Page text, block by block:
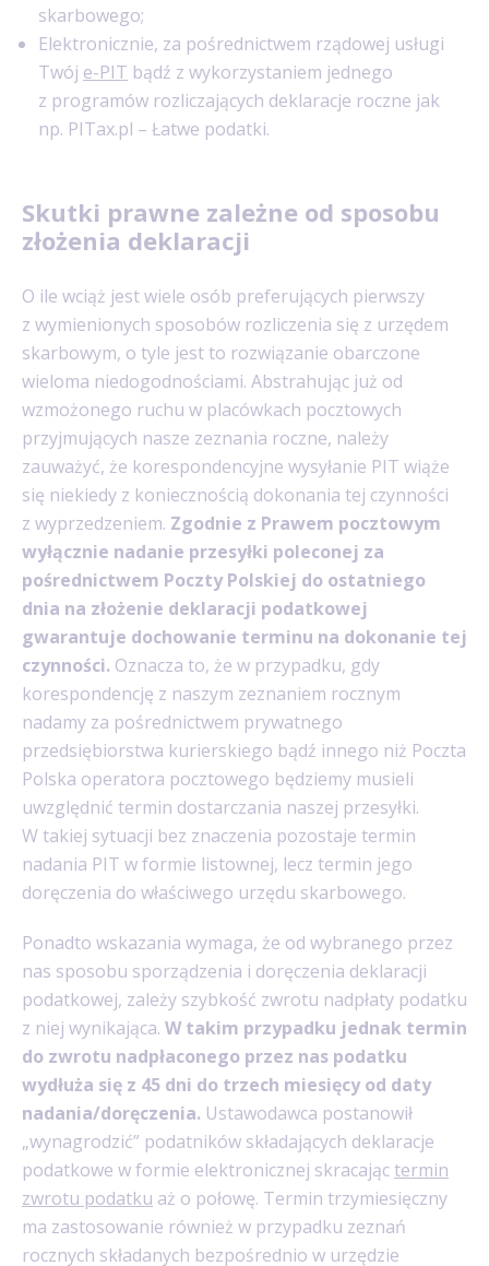
skarbowego;
Elektronicznie, za pośrednictwem rządowej usługi
Twój e-PIT bądź z wykorzystaniem jednego
z programów rozliczających deklaracje roczne jak
np. PITax.pl – Łatwe podatki.
Skutki prawne zależne od sposobu
złożenia deklaracji
O ile wciąż jest wiele osób preferujących pierwszy
z wymienionych sposobów rozliczenia się z urzędem
skarbowym, o tyle jest to rozwiązanie obarczone
wieloma niedogodnościami. Abstrahując już od
wzmożonego ruchu w placówkach pocztowych
przyjmujących nasze zeznania roczne, należy
zauważyć, że korespondencyjne wysyłanie PIT wiąże
się niekiedy z koniecznością dokonania tej czynności
z wyprzedzeniem. Zgodnie z Prawem pocztowym
wyłącznie nadanie przesyłki poleconej za
pośrednictwem Poczty Polskiej do ostatniego
dnia na złożenie deklaracji podatkowej
gwarantuje dochowanie terminu na dokonanie tej
czynności. Oznacza to, że w przypadku, gdy
korespondencję z naszym zeznaniem rocznym
nadamy za pośrednictwem prywatnego
przedsiębiorstwa kurierskiego bądź innego niż Poczta
Polska operatora pocztowego będziemy musieli
uwzględnić termin dostarczania naszej przesyłki.
W takiej sytuacji bez znaczenia pozostaje termin
nadania PIT w formie listownej, lecz termin jego
doręczenia do właściwego urzędu skarbowego.
Ponadto wskazania wymaga, że od wybranego przez
nas sposobu sporządzenia i doręczenia deklaracji
podatkowej, zależy szybkość zwrotu nadpłaty podatku
z niej wynikająca. W takim przypadku jednak termin
do zwrotu nadpłaconego przez nas podatku
wydłuża się z 45 dni do trzech miesięcy od daty
nadania/doręczenia. Ustawodawca postanowił
„wynagrodzić” podatników składających deklaracje
podatkowe w formie elektronicznej skracając termin
zwrotu podatku aż o połowę. Termin trzymiesięczny
ma zastosowanie również w przypadku zeznań
rocznych składanych bezpośrednio w urzędzie